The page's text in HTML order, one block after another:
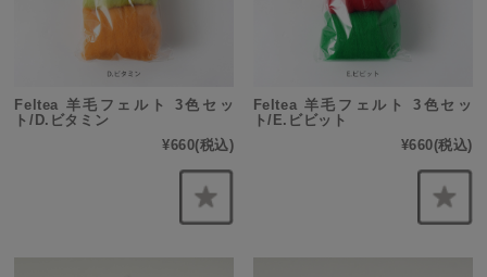
Feltea 羊毛フェルト 3色セッ
ト/D.ビタミン
¥660(税込)
Feltea 羊毛フェルト 3色セッ
ト/E.ビビット
¥660(税込)